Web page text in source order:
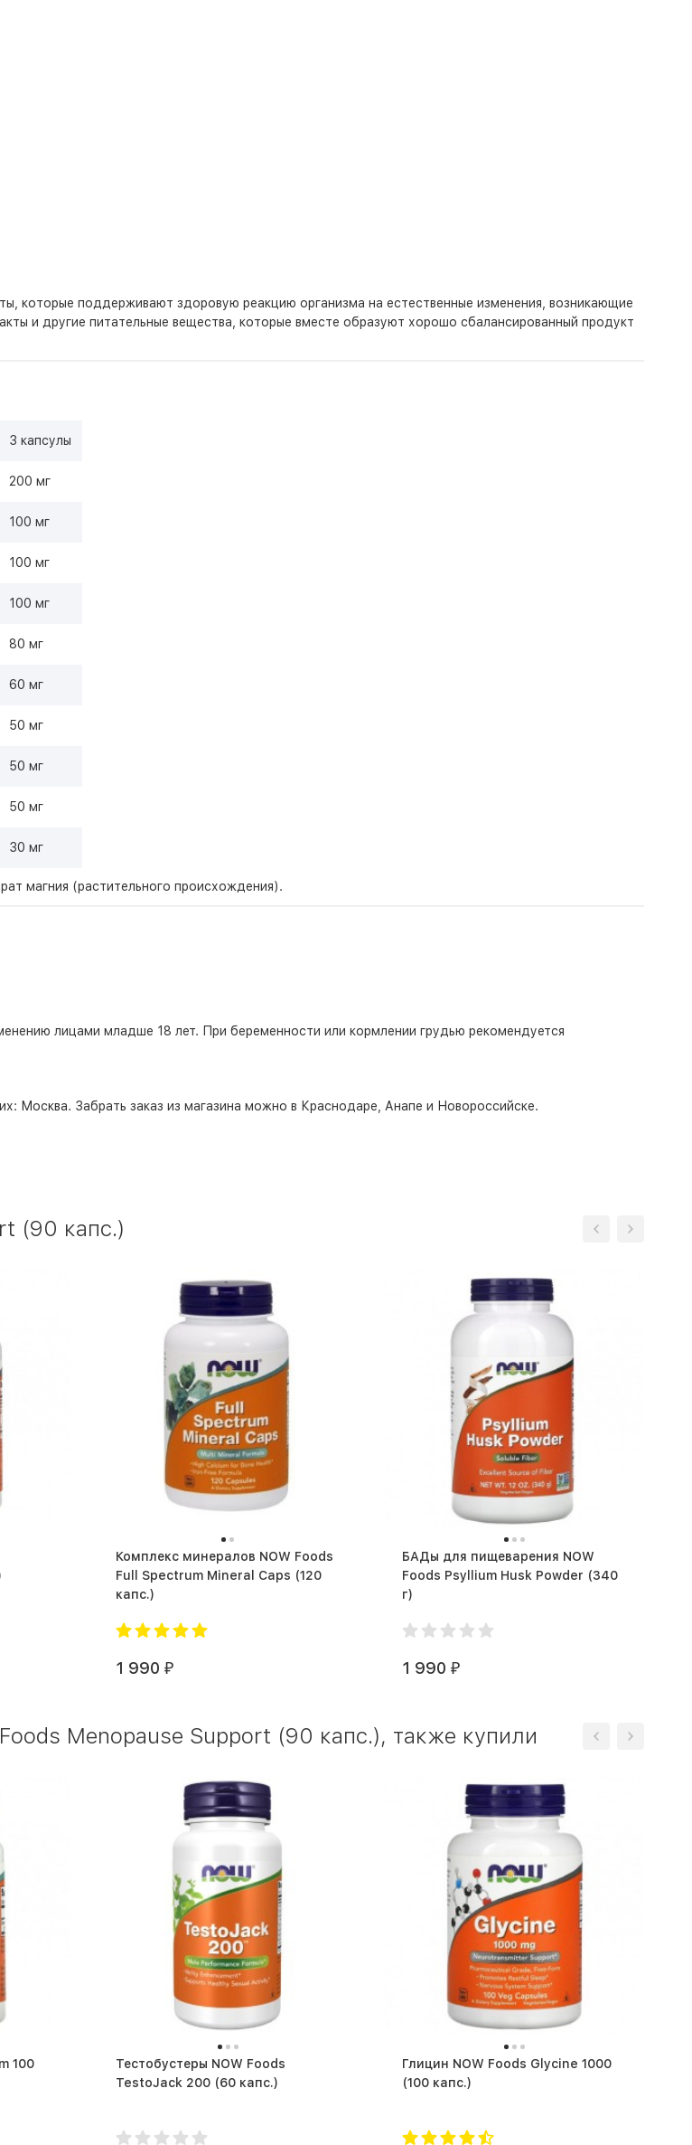
которые поддерживают здоровую реакцию организма на естественные изменения, возникающие
и другие питательные вещества, которые вместе образуют хорошо сбалансированный продукт
3 капсулы
200 мг
100 мг
100 мг
100 мг
80 мг
60 мг
50 мг
50 мг
50 мг
30 мг
магния (растительного происхождения).
лицами младше 18 лет. При беременности или кормлении грудью рекомендуется
Москва. Забрать заказ из магазина можно в Краснодаре, Анапе и Новороссийске.
(90 капс.)
Комплекс минералов NOW Foods
Full Spectrum Mineral Caps (120
капс.)
1 990 ₽
БАДы для пищеварения NOW
Foods Psyllium Husk Powder (340
г)
1 990 ₽
Menopause Support (90 капс.), также купили
100
Тестобустеры NOW Foods
TestoJack 200 (60 капс.)
Глицин NOW Foods Glycine 1000
(100 капс.)